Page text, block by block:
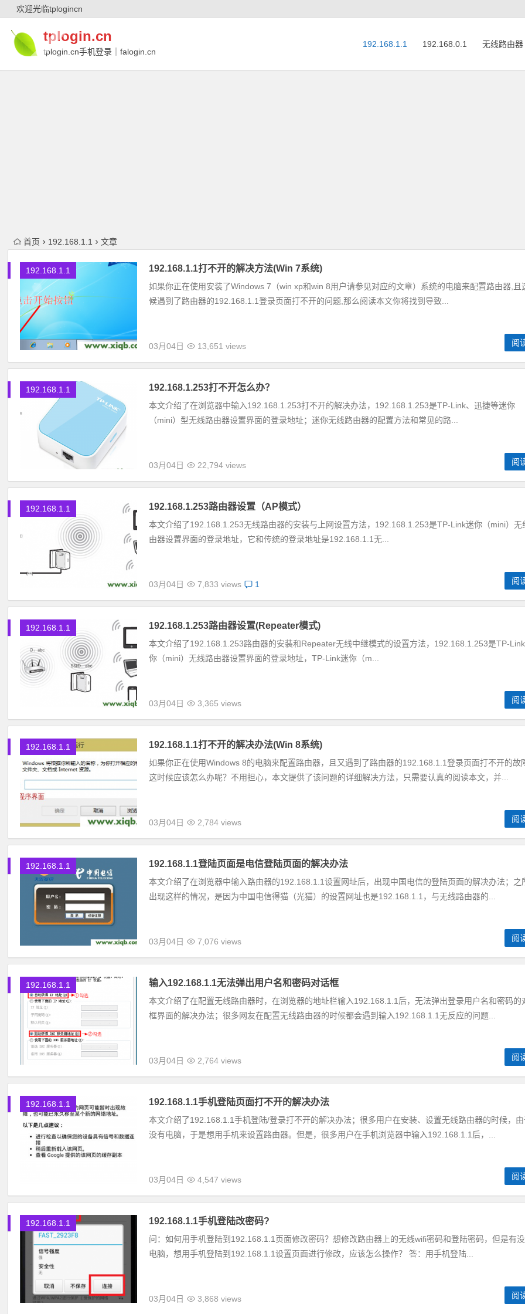
欢迎光临tplogincn
tplogin.cn
tplogin.cn手机登录｜falogin.cn
192.168.1.1 192.168.0.1 无线路由器
首页 192.168.1.1 文章
192.168.1.1 192.168.1.1打不开的解决方法(Win 7系统)
如果你正在使用安装了Windows 7（win xp和win 8用户请参见对应的文章）系统的电脑来配置路由器,且
候遇到了路由器的192.168.1.1登录页面打不开的问题,那么阅读本文你将找到导致...
03月04日 13,651 views 阅
192.168.1.1 192.168.1.253打不开怎么办？
本文介绍了在浏览器中输入192.168.1.253打不开的解决办法，192.168.1.253是TP-Link、迅捷等迷你
（mini）型无线路由器设置界面的登录地址；迷你无线路由器的配置方法和常见的路...
03月04日 22,794 views 阅
192.168.1.1 192.168.1.253路由器设置（AP模式）
本文介绍了192.168.1.253无线路由器的安装与上网设置方法，192.168.1.253是TP-Link迷你（mini）无
由器设置界面的登录地址，它和传统的登录地址是192.168.1.1无...
03月04日 7,833 views 1 阅
192.168.1.1 192.168.1.253路由器设置(Repeater模式)
本文介绍了192.168.1.253路由器的安装和Repeater无线中继模式的设置方法，192.168.1.253是TP-
你（mini）无线路由器设置界面的登录地址，TP-Link迷你（m...
03月04日 3,365 views 阅
192.168.1.1 192.168.1.1打不开的解决办法(Win 8系统)
如果你正在使用Windows 8的电脑来配置路由器，且又遇到了路由器的192.168.1.1登录页面打不开的故
这时候应该怎么办呢？不用担心，本文提供了该问题的详细解决方法，只需要认真的阅读本文，并...
03月04日 2,784 views 阅
192.168.1.1 192.168.1.1登陆页面是电信登陆页面的解决办法
本文介绍了在浏览器中输入路由器的192.168.1.1设置网址后，出现中国电信的登陆页面的解决办法；之
出现这样的情况，是因为中国电信得猫（光猫）的设置网址也是192.168.1.1，与无线路由器的...
03月04日 7,076 views 阅
192.168.1.1 输入192.168.1.1无法弹出用户名和密码对话框
本文介绍了在配置无线路由器时，在浏览器的地址栏输入192.168.1.1后，无法弹出登录用户名和密码的
框界面的解决办法；很多网友在配置无线路由器的时候都会遇到输入192.168.1.1无反应的问题...
03月04日 2,764 views 阅
192.168.1.1 192.168.1.1手机登陆页面打不开的解决办法
本文介绍了192.168.1.1手机登陆/登录打不开的解决办法；很多用户在安装、设置无线路由器的时候，
没有电脑，于是想用手机来设置路由器。但是，很多用户在手机浏览器中输入192.168.1.1后，...
03月04日 4,547 views 阅
192.168.1.1 192.168.1.1手机登陆改密码?
问：如何用手机登陆到192.168.1.1页面修改密码？想修改路由器上的无线wifi密码和登陆密码，但是有
电脑，想用手机登陆到192.168.1.1设置页面进行修改，应该怎么操作？ 答：用手机登陆...
03月04日 3,868 views 阅